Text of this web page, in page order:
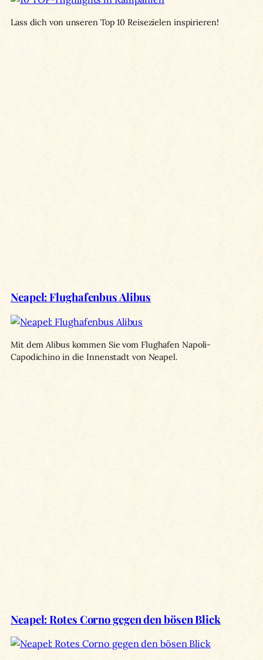
Lass dich von unseren Top 10 Reisezielen inspirieren!
Neapel: Flughafenbus Alibus
Mit dem Alibus kommen Sie vom Flughafen Napoli-
Capodichino in die Innenstadt von Neapel.
Neapel: Rotes Corno gegen den bösen Blick